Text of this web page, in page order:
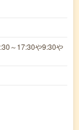
～17:30や9:30や